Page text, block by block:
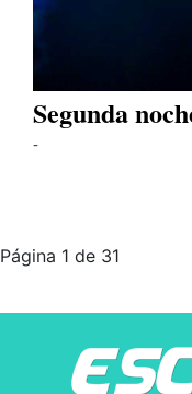
Segunda
-
Página 1 de 31